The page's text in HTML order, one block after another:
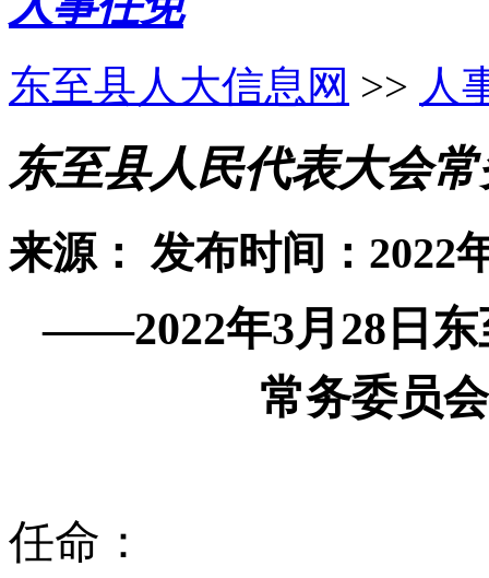
东至县人大信息网 >> 人
东至县人民代表大会
来源： 发布时间：2022
——2022年3月28日
常务委员
任命：